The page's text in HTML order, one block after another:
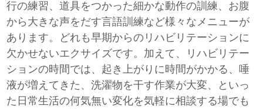
行の練習、道具をつかった細かな動作の訓練、お腹
から大きな声をだす言語訓練など様々なメニューが
あります。どれも早期からのリハビリテーションに
欠かせないエクサイズです。加えて、リハビリテー
ションの時間では、起き上がりに時間がかかる、唾
液が増えてきた、洗濯物を干す作業が大変、といっ
た日常生活の何気無い変化を気軽に相談する場でも